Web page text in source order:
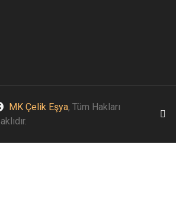
MK Çelik Eşya, Tüm Hakları